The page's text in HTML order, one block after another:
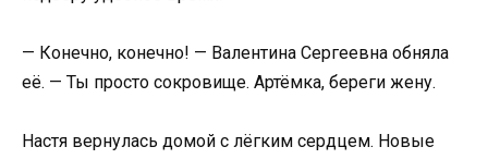
— Конечно, конечно! — Валентина Сергеевна обняла
её. — Ты просто сокровище. Артёмка, береги жену.
Настя вернулась домой с лёгким сердцем. Новые